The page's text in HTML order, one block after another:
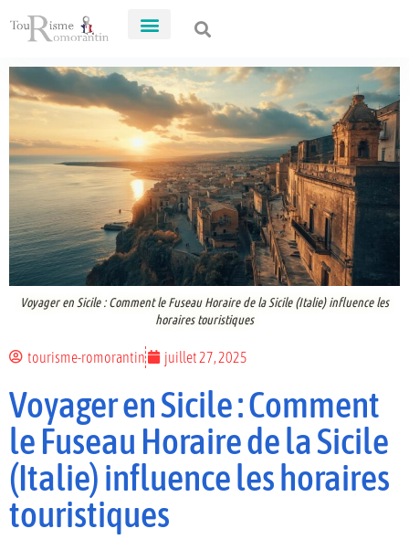
Voyager en Sicile : Comment le Fuseau Horaire de la Sicile (Italie) influence les
horaires touristiques
tourisme-romorantin juillet 27, 2025
Voyager en Sicile : Comment
le Fuseau Horaire de la Sicile
(Italie) influence les horaires
touristiques